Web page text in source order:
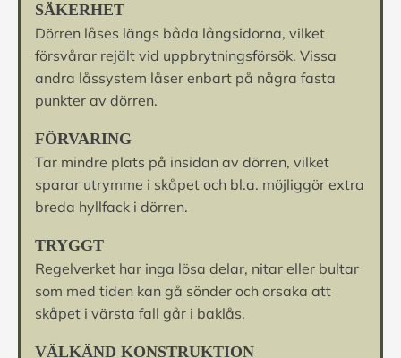
SÄKERHET
Dörren låses längs båda långsidorna, vilket
försvårar rejält vid uppbrytningsförsök. Vissa
andra låssystem låser enbart på några fasta
punkter av dörren.
FÖRVARING
Tar mindre plats på insidan av dörren, vilket
sparar utrymme i skåpet och bl.a. möjliggör extra
breda hyllfack i dörren.
TRYGGT
Regelverket har inga lösa delar, nitar eller bultar
som med tiden kan gå sönder och orsaka att
skåpet i värsta fall går i baklås.
VÄLKÄND KONSTRUKTION